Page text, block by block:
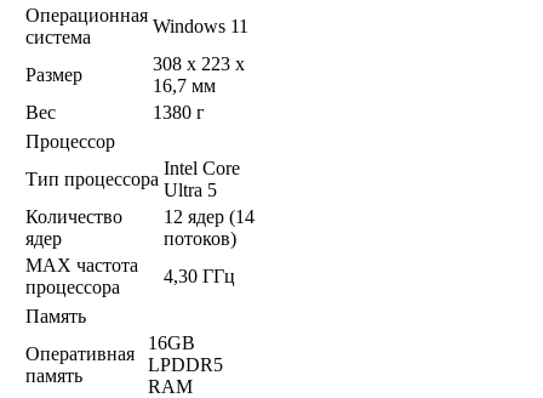
Операционная
система
Windows 11
Размер
308 x 223 x
16,7 мм
Вес
1380 г
Процессор
Тип процессора
Intel Core
Ultra 5
Количество
ядер
12 ядер (14
потоков)
MAX частота
процессора
4,30 ГГц
Память
Оперативная
память
16GB
LPDDR5
RAM